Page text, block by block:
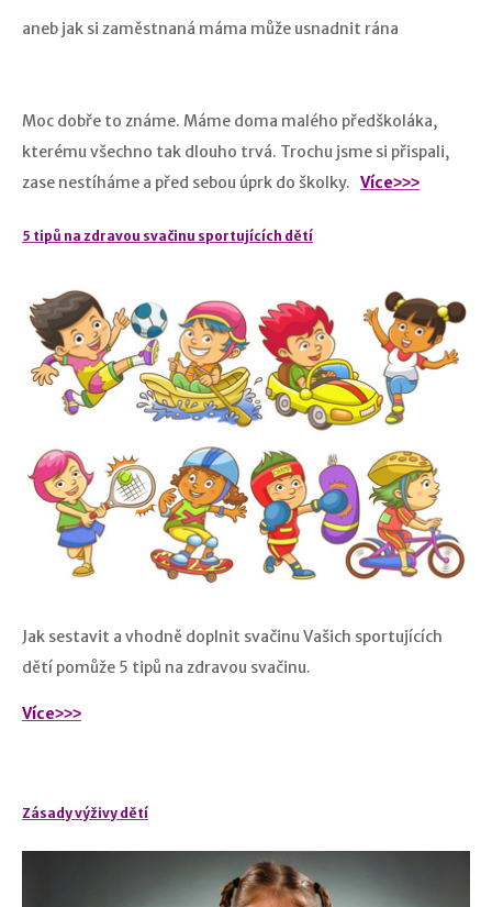
aneb jak si zaměstnaná máma může usnadnit rána
Moc dobře to známe. Máme doma malého předškoláka,
kterému všechno tak dlouho trvá. Trochu jsme si přispali,
zase nestíháme a před sebou úprk do školky. Více˃˃˃
5 tipů na zdravou svačinu sportujících dětí
Jak sestavit a vhodně doplnit svačinu Vašich sportujících
dětí pomůže 5 tipů na zdravou svačinu.
Více˃˃˃
Zásady výživy dětí